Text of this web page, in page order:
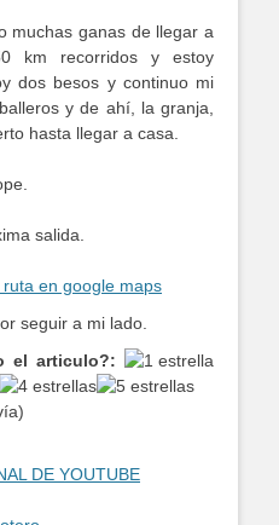
muchas ganas de llegar a
km recorridos y estoy
dos besos y continuo mi
y de ahí, la granja,
hasta llegar a casa.
salida.
en google maps
seguir a mi lado.
el articulo?:
DE YOUTUBE